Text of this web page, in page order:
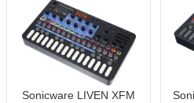
Sonicware LIVEN XFM